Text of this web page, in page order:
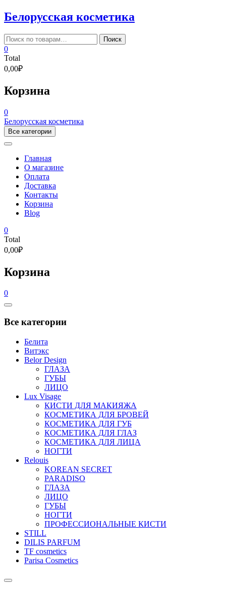
Skip
to
content
Белорусская косметика
Искать: Поиск
0
Total
0,00₽
Корзина
0
Белорусская косметика
Все категории
Главная
О магазине
Оплата
Доставка
Контакты
Корзина
Blog
0
Total
0,00₽
Корзина
0
Catalog
Все категории
Белита
Витэкс
Belor Design
ГЛАЗА
ГУБЫ
ЛИЦО
Lux Visage
КИСТИ ДЛЯ МАКИЯЖА
КОСМЕТИКА ДЛЯ БРОВЕЙ
КОСМЕТИКА ДЛЯ ГУБ
КОСМЕТИКА ДЛЯ ГЛАЗ
КОСМЕТИКА ДЛЯ ЛИЦА
НОГТИ
Relouis
KOREAN SECRET
PARADISO
ГЛАЗА
ЛИЦО
ГУБЫ
НОГТИ
ПРОФЕССИОНАЛЬНЫЕ КИСТИ
STILL
DILIS PARFUM
TF cosmetics
Parisa Cosmetics
Catalog